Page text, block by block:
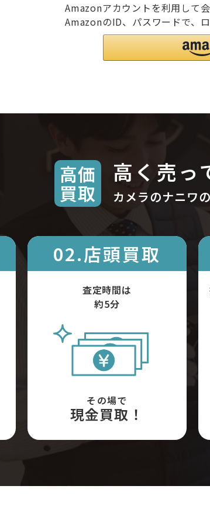
Amazonアカウントを利用して
AmazonのID、パスワードで、
高価
買取
高く売っ
カメラのナニワ
02.店頭買取
査定時間は
約5分
その場で
現金買取！